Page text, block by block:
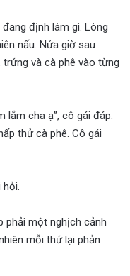
định làm gì. Lòng
nấu. Nửa giờ sau
và cà phê vào từng
lắm cha ạ”, cô gái đáp.
thử cà phê. Cô gái
hỏi.
phải một nghịch cảnh
mỗi thứ lại phản